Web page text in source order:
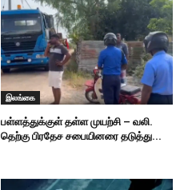
இலங்கை
பள்ளத்துக்குள் தள்ள முயற்சி – வலி.
தெற்கு பிரதேச சபையினரை தடுத்து...